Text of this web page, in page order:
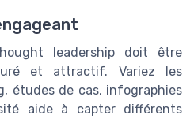
leadership doit être
et attractif. Variez les
études de cas, infographies
aide à capter différents